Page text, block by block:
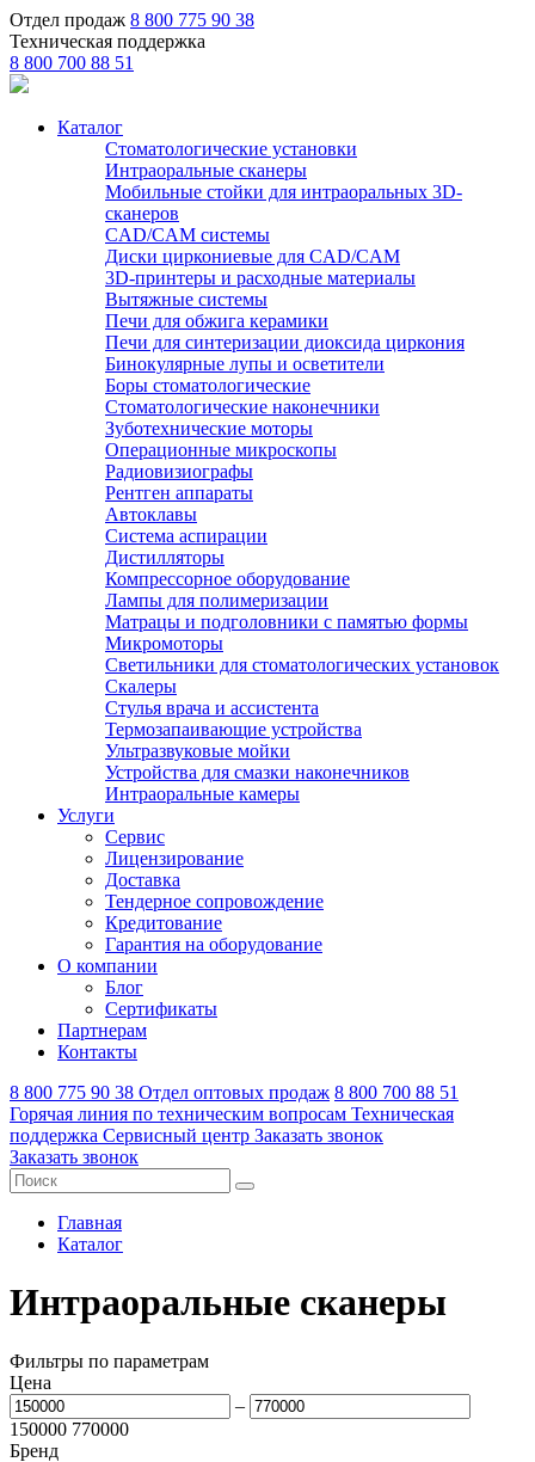
Отдел продаж 8 800 775 90 38
Техническая поддержка
8 800 700 88 51
Каталог
Стоматологические установки
Интраоральные сканеры
Мобильные стойки для интраоральных 3D-
сканеров
CAD/CAM системы
Диски циркониевые для CAD/CAM
3D-принтеры и расходные материалы
Вытяжные системы
Печи для обжига керамики
Печи для синтеризации диоксида циркония
Бинокулярные лупы и осветители
Боры стоматологические
Стоматологические наконечники
Зуботехнические моторы
Операционные микроскопы
Радиовизиографы
Рентген аппараты
Автоклавы
Система аспирации
Дистилляторы
Компрессорное оборудование
Лампы для полимеризации
Матрацы и подголовники с памятью формы
Микромоторы
Светильники для стоматологических установок
Скалеры
Стулья врача и ассистента
Термозапаивающие устройства
Ультразвуковые мойки
Устройства для смазки наконечников
Интраоральные камеры
Услуги
Сервис
Лицензирование
Доставка
Тендерное сопровождение
Кредитование
Гарантия на оборудование
О компании
Блог
Сертификаты
Партнерам
Контакты
8 800 775 90 38 Отдел оптовых продаж 8 800 700 88 51
Горячая линия по техническим вопросам Техническая
поддержка Сервисный центр Заказать звонок
Заказать звонок
Главная
Каталог
Интраоральные сканеры
Фильтры по параметрам
Цена
–
150000 770000
Бренд